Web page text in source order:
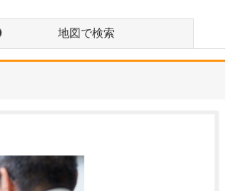
地図で検索
ます。ただし、私の専門
が糖尿病をはじめとした
生活習慣病、そして父の
専…